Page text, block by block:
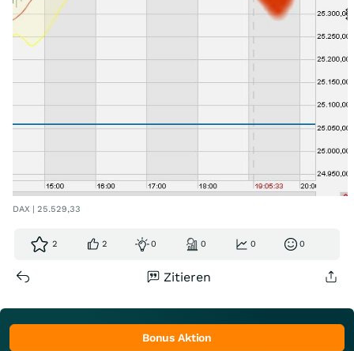
DAX | 25.529,33
2 2 0 0 0 0
Zitieren
Bonus Aktion